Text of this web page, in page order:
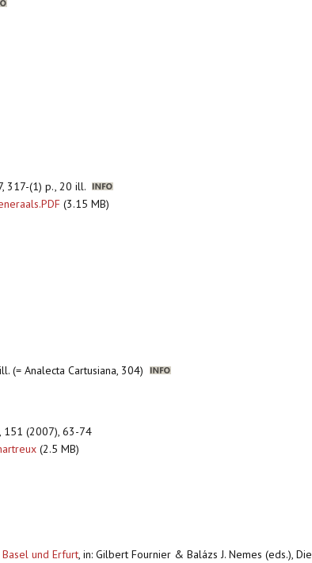
317-(1) p., 20 ill.
(3.15 MB)
(= Analecta Cartusiana, 304)
151 (2007), 63-74
(2.5 MB)
und Erfurt, in: Gilbert Fournier & Balázs J. Nemes (eds.), Die